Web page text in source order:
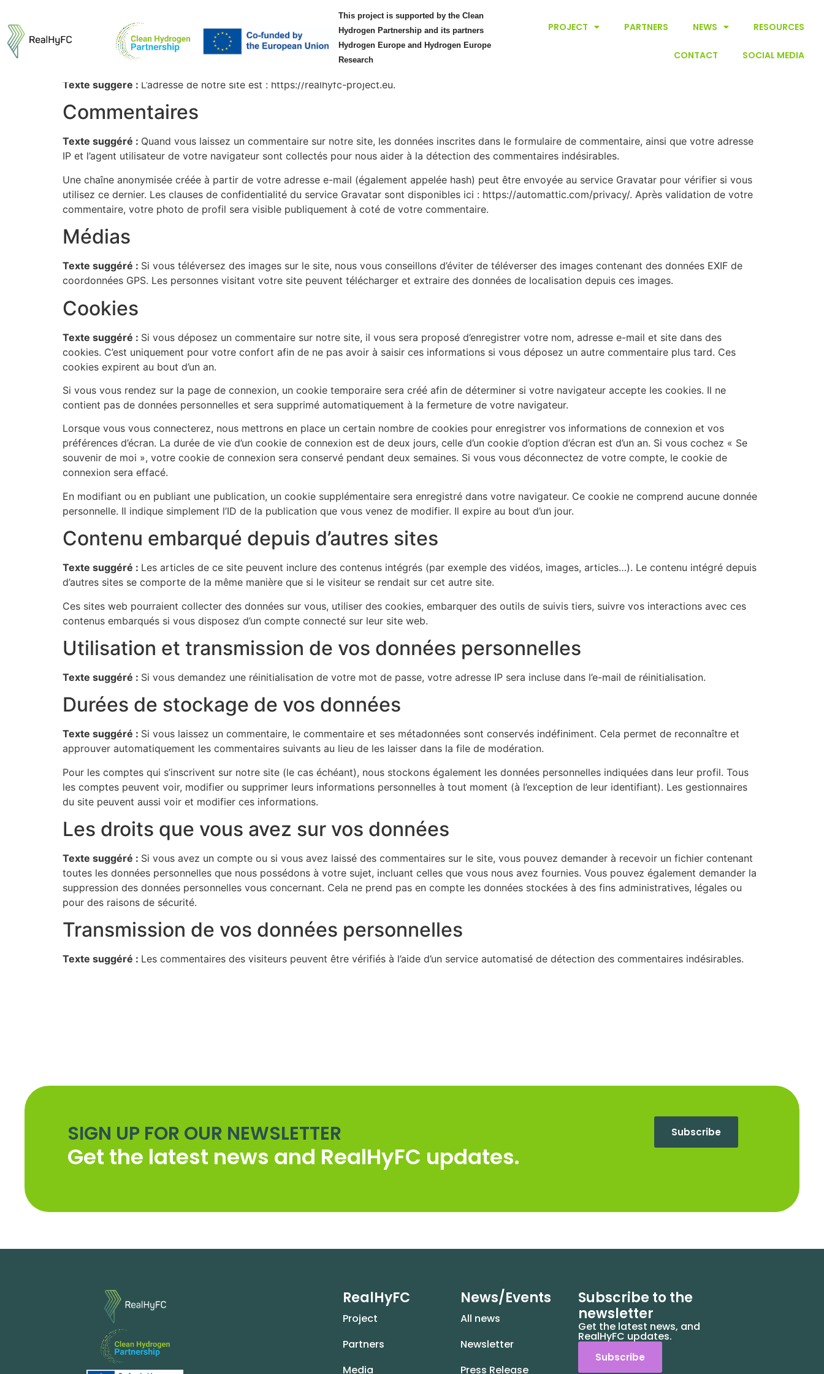
PROJECT PARTNERS NEWS RESOURCES
CONTACT SOCIAL MEDIA
This project is supported by the Clean
Hydrogen Partnership and its partners
Hydrogen Europe and Hydrogen Europe
Research
Politique de confidentialité
Qui sommes-nous ?
Texte suggéré : L’adresse de notre site est : https://realhyfc-project.eu.
Commentaires
Texte suggéré : Quand vous laissez un commentaire sur notre site, les données inscrites dans le formulaire de commentaire, ainsi que votre adresse
IP et l’agent utilisateur de votre navigateur sont collectés pour nous aider à la détection des commentaires indésirables.
Une chaîne anonymisée créée à partir de votre adresse e-mail (également appelée hash) peut être envoyée au service Gravatar pour vérifier si vous
utilisez ce dernier. Les clauses de confidentialité du service Gravatar sont disponibles ici : https://automattic.com/privacy/. Après validation de votre
commentaire, votre photo de profil sera visible publiquement à coté de votre commentaire.
Médias
Texte suggéré : Si vous téléversez des images sur le site, nous vous conseillons d’éviter de téléverser des images contenant des données EXIF de
coordonnées GPS. Les personnes visitant votre site peuvent télécharger et extraire des données de localisation depuis ces images.
Cookies
Texte suggéré : Si vous déposez un commentaire sur notre site, il vous sera proposé d’enregistrer votre nom, adresse e-mail et site dans des
cookies. C’est uniquement pour votre confort afin de ne pas avoir à saisir ces informations si vous déposez un autre commentaire plus tard. Ces
cookies expirent au bout d’un an.
Si vous vous rendez sur la page de connexion, un cookie temporaire sera créé afin de déterminer si votre navigateur accepte les cookies. Il ne
contient pas de données personnelles et sera supprimé automatiquement à la fermeture de votre navigateur.
Lorsque vous vous connecterez, nous mettrons en place un certain nombre de cookies pour enregistrer vos informations de connexion et vos
préférences d’écran. La durée de vie d’un cookie de connexion est de deux jours, celle d’un cookie d’option d’écran est d’un an. Si vous cochez « Se
souvenir de moi », votre cookie de connexion sera conservé pendant deux semaines. Si vous vous déconnectez de votre compte, le cookie de
connexion sera effacé.
En modifiant ou en publiant une publication, un cookie supplémentaire sera enregistré dans votre navigateur. Ce cookie ne comprend aucune donnée
personnelle. Il indique simplement l’ID de la publication que vous venez de modifier. Il expire au bout d’un jour.
Contenu embarqué depuis d’autres sites
Texte suggéré : Les articles de ce site peuvent inclure des contenus intégrés (par exemple des vidéos, images, articles…). Le contenu intégré depuis
d’autres sites se comporte de la même manière que si le visiteur se rendait sur cet autre site.
Ces sites web pourraient collecter des données sur vous, utiliser des cookies, embarquer des outils de suivis tiers, suivre vos interactions avec ces
contenus embarqués si vous disposez d’un compte connecté sur leur site web.
Utilisation et transmission de vos données personnelles
Texte suggéré : Si vous demandez une réinitialisation de votre mot de passe, votre adresse IP sera incluse dans l’e-mail de réinitialisation.
Durées de stockage de vos données
Texte suggéré : Si vous laissez un commentaire, le commentaire et ses métadonnées sont conservés indéfiniment. Cela permet de reconnaître et
approuver automatiquement les commentaires suivants au lieu de les laisser dans la file de modération.
Pour les comptes qui s’inscrivent sur notre site (le cas échéant), nous stockons également les données personnelles indiquées dans leur profil. Tous
les comptes peuvent voir, modifier ou supprimer leurs informations personnelles à tout moment (à l’exception de leur identifiant). Les gestionnaires
du site peuvent aussi voir et modifier ces informations.
Les droits que vous avez sur vos données
Texte suggéré : Si vous avez un compte ou si vous avez laissé des commentaires sur le site, vous pouvez demander à recevoir un fichier contenant
toutes les données personnelles que nous possédons à votre sujet, incluant celles que vous nous avez fournies. Vous pouvez également demander la
suppression des données personnelles vous concernant. Cela ne prend pas en compte les données stockées à des fins administratives, légales ou
pour des raisons de sécurité.
Transmission de vos données personnelles
Texte suggéré : Les commentaires des visiteurs peuvent être vérifiés à l’aide d’un service automatisé de détection des commentaires indésirables.
SIGN UP FOR OUR NEWSLETTER
Get the latest news and RealHyFC updates.
Subscribe
RealHyFC
Project
Partners
Media
News/Events
All news
Newsletter
Press Release
Subscribe to the
newsletter
Get the latest news, and
RealHyFC updates.
Subscribe